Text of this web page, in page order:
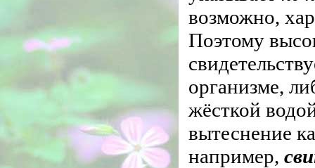
возможно,
Поэтому
организме,
жёсткой
вытеснение
например,